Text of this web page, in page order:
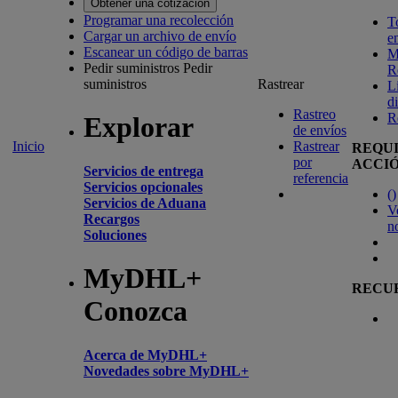
Inicio
Obtener una cotización
Programar una recolección
Cargar un archivo de envío
Escanear un código de barras
Pedir suministros Pedir
suministros
Explorar
Servicios de entrega
Servicios opcionales
Servicios de Aduana
Recargos
Soluciones
MyDHL+
Conozca
Acerca de MyDHL+
Novedades sobre MyDHL+
Rastrear
Rastreo
de envíos
Rastrear
por
referencia
()